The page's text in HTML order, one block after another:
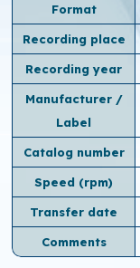
Format
Recording place
Recording year
Manufacturer /
Label
Catalog number
Speed ​​(rpm)
Transfer date
Comments